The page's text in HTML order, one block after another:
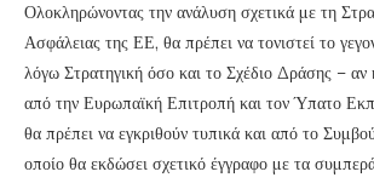
Ολοκληρώνοντας την ανάλυση σχετικά με τη
Ασφάλειας της ΕΕ, θα πρέπει να τονιστεί το
λόγω Στρατηγική όσο και το Σχέδιο Δράσης – αν
από την Ευρωπαϊκή Επιτροπή και τον Ύπατο
θα πρέπει να εγκριθούν τυπικά και από το
οποίο θα εκδώσει σχετικό έγγραφο με τα